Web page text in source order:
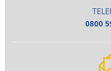
0800